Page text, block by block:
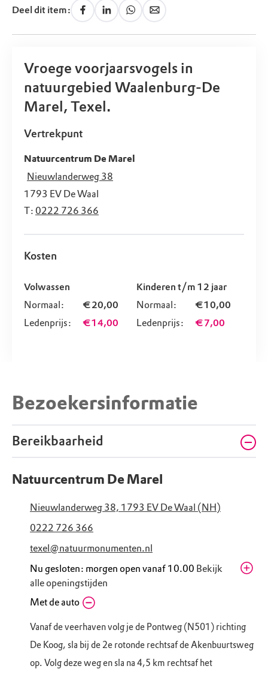
Deel dit item:
Vroege voorjaarsvogels in
natuurgebied Waalenburg-De
Marel, Texel.
Vertrekpunt
Natuurcentrum De Marel
Nieuwlanderweg 38
1793 EV De Waal
T: 0222 726 366
Kosten
Volwassen
Normaal:
€ 20,00
Ledenprijs:
€ 14,00
Kinderen t/m 12 jaar
Normaal:
€ 10,00
Ledenprijs:
€ 7,00
Bezoekersinformatie
Bereikbaarheid
Natuurcentrum De Marel
Nieuwlanderweg 38, 1793 EV De Waal (NH)
0222 726 366
texel@natuurmonumenten.nl
Nu gesloten: morgen open vanaf 10.00 Bekijk
alle openingstijden
Vrijdag
Maandag
Dinsdag
10.00 - 17.00
Met de auto
Vanaf de veerhaven volg je de Pontweg (N501) richting
De Koog, sla bij de 2e rotonde rechtsaf de Akenbuurtsweg
op. Volg deze weg en sla na 4,5 km rechtsaf het